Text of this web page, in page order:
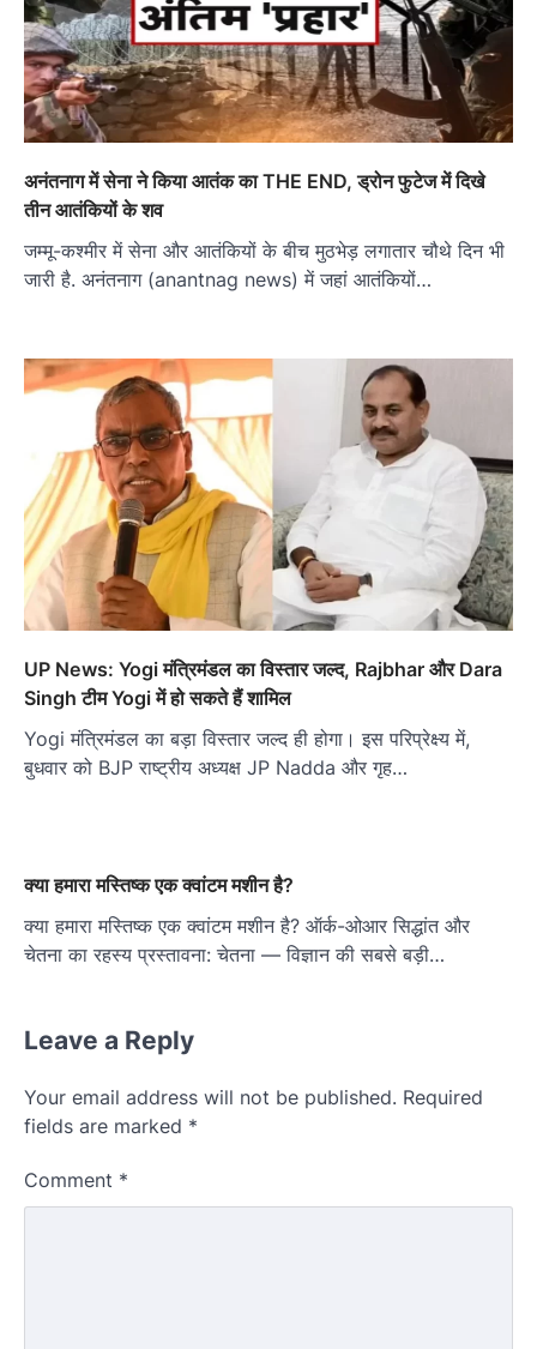
अनंतनाग में सेना ने किया आतंक का THE END, ड्रोन फुटेज में दिखे
तीन आतंकियों के शव
जम्मू-कश्मीर में सेना और आतंकियों के बीच मुठभेड़ लगातार चौथे दिन भी
जारी है. अनंतनाग (anantnag news) में जहां आतंकियों…
UP News: Yogi मंत्रिमंडल का विस्तार जल्द, Rajbhar और Dara
Singh टीम Yogi में हो सकते हैं शामिल
Yogi मंत्रिमंडल का बड़ा विस्तार जल्द ही होगा। इस परिप्रेक्ष्य में,
बुधवार को BJP राष्ट्रीय अध्यक्ष JP Nadda और गृह…
क्या हमारा मस्तिष्क एक क्वांटम मशीन है?
क्या हमारा मस्तिष्क एक क्वांटम मशीन है? ऑर्क-ओआर सिद्धांत और
चेतना का रहस्य प्रस्तावना: चेतना — विज्ञान की सबसे बड़ी…
Leave a Reply
Your email address will not be published. Required
fields are marked *
Comment *